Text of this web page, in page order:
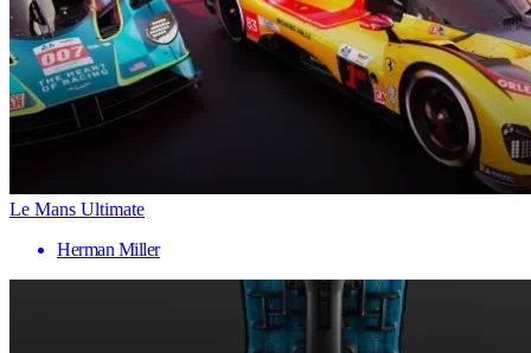
Le Mans Ultimate
Herman Miller